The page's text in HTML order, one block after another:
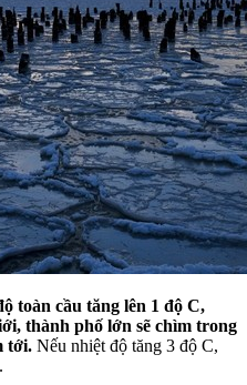
toàn cầu tăng lên 1 độ C,
thành phố lớn sẽ chìm trong
tới. Nếu nhiệt độ tăng 3 độ C,